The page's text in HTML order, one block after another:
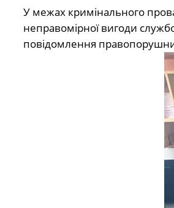
У межах кримінального
неправомірної вигоди
повідомлення